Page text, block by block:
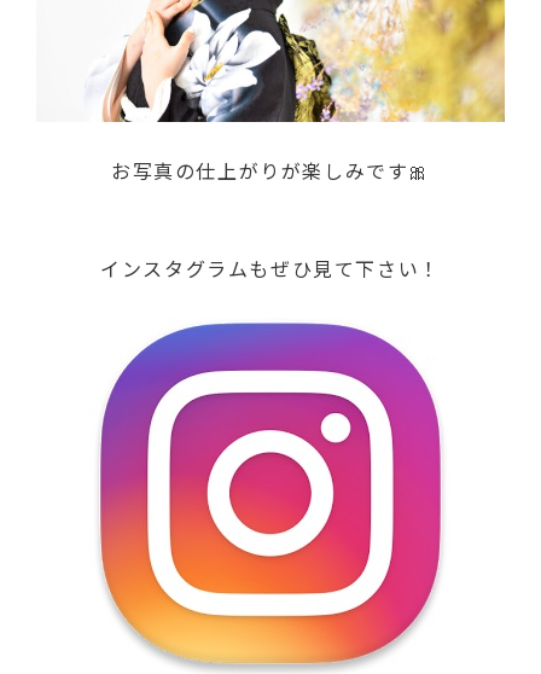
お写真の仕上がりが楽しみです🎀
インスタグラムもぜひ見て下さい！